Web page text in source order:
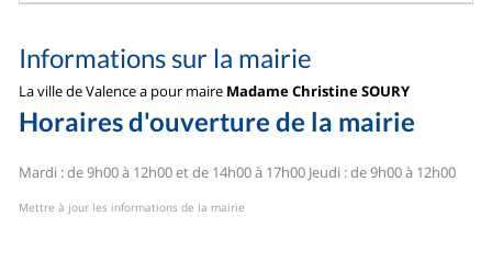
Informations sur la mairie
La ville de Valence a pour maire Madame Christine SOURY
Horaires d'ouverture de la mairie
Mardi : de 9h00 à 12h00 et de 14h00 à 17h00 Jeudi : de 9h00 à 12h00
Mettre à jour les informations de la mairie